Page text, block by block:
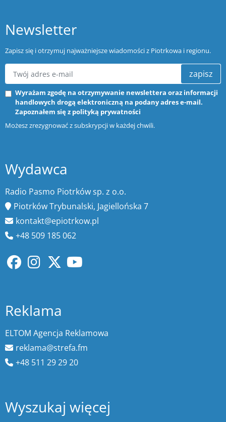
Newsletter
Zapisz się i otrzymuj najważniejsze wiadomości z Piotrkowa i regionu.
zapisz
Wyrażam zgodę na otrzymywanie newslettera oraz informacji
handlowych drogą elektroniczną na podany adres e-mail.
Zapoznałem się z polityką prywatności
Możesz zrezygnować z subskrypcji w każdej chwili.
Wydawca
Radio Pasmo Piotrków sp. z o.o.
Piotrków Trybunalski, Jagiellońska 7
kontakt@epiotrkow.pl
+48 509 185 062
Reklama
ELTOM Agencja Reklamowa
reklama@strefa.fm
+48 511 29 29 20
Wyszukaj więcej